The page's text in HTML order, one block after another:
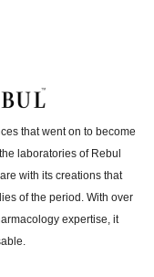
that went on to become
laboratories of Rebul
with its creations that
of the period. With over
expertise, it